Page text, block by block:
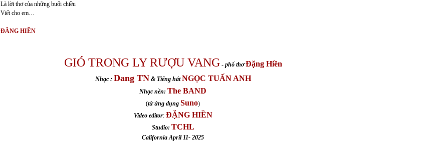
Là lời thơ của những buổi chiều
Viết cho em…
ĐĂNG HIỀN
GIÓ TRONG LY RƯỢU VANG- phổ thơ Đặng Hiền
Nhạc : Dang TN & Tiếng hát NGỌC TUẤN ANH
Nhạc nền: The BAND
(từ ứng dụng Suno)
Video editor: ĐẶNG HIỀN
Studio: TCHL
California April 11- 2025